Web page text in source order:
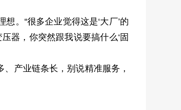
。“很多企业觉得这是‘大厂’的
器，你突然跟我说要搞什么‘固
产业链条长，别说精准服务，